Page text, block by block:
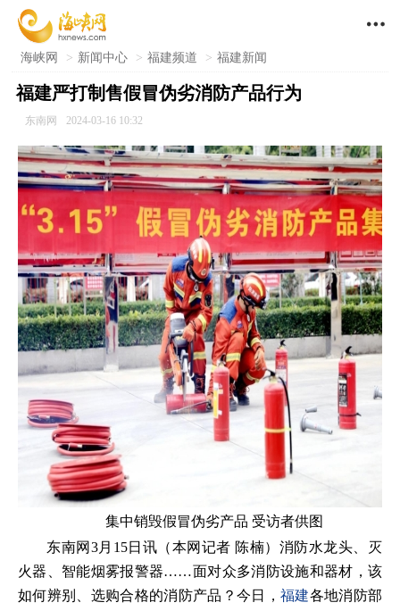

海峡网 > 新闻中心 > 福建频道 > 福建新闻
福建严打制售假冒伪劣消防产品行为
东南网 2024-03-16 10:32
集中销毁假冒伪劣产品 受访者供图
东南网3月15日讯（本网记者 陈楠）消防水龙头、灭
火器、智能烟雾报警器……面对众多消防设施和器材，该
如何辨别、选购合格的消防产品？今日， 福建各地消防部